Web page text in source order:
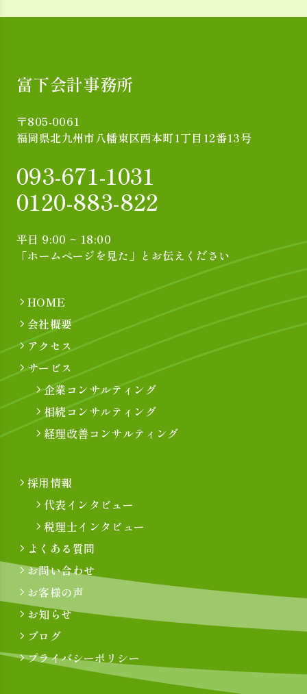
富下会計事務所
〒805-0061
福岡県北九州市八幡東区西本町1丁目12番13号
093-671-1031
0120-883-822
平日 9:00 ~ 18:00
「ホームページを見た」とお伝えください
HOME
会社概要
アクセス
サービス
企業コンサルティング
相続コンサルティング
経理改善コンサルティング
採用情報
代表インタビュー
税理士インタビュー
よくある質問
お問い合わせ
お客様の声
お知らせ
ブログ
プライバシーポリシー